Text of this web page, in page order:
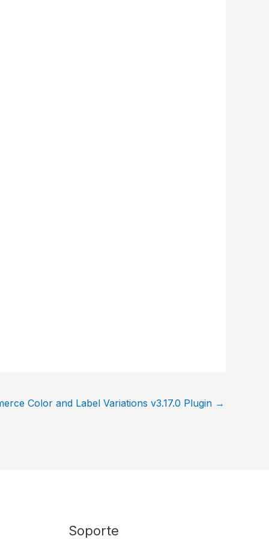
Color and Label Variations v3.17.0 Plugin →
Soporte